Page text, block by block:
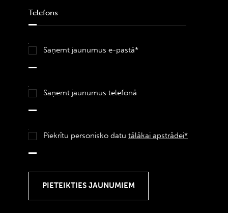
Saņemt jaunumus e-pastā*
Saņemt jaunumus telefonā
Piekrītu personisko datu tālākai apstrādei*